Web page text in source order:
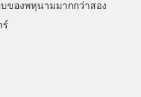
บของพหุนามมากกว่าสอง
ร์